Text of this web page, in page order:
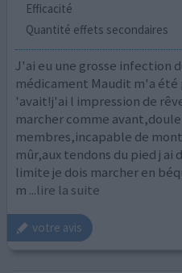
Efficacité
Quantité effets secondaires
J'ai eu une grosse infection
médicament Maudit m'a été
'avait!j'ai l impression de
marcher comme
membres,incapable de
mûr,aux tendons du pied j
limite je dois marcher en
m ...lire la suite
votre avis